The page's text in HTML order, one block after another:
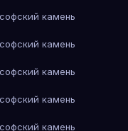
камень
камень
камень
камень
камень